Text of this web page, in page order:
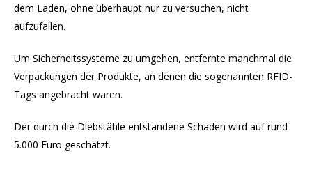
dem Laden, ohne überhaupt nur zu versuchen, nicht
aufzufallen.
Um Sicherheitssysteme zu umgehen, entfernte manchmal die
Verpackungen der Produkte, an denen die sogenannten RFID-
Tags angebracht waren.
Der durch die Diebstähle entstandene Schaden wird auf rund
5.000 Euro geschätzt.